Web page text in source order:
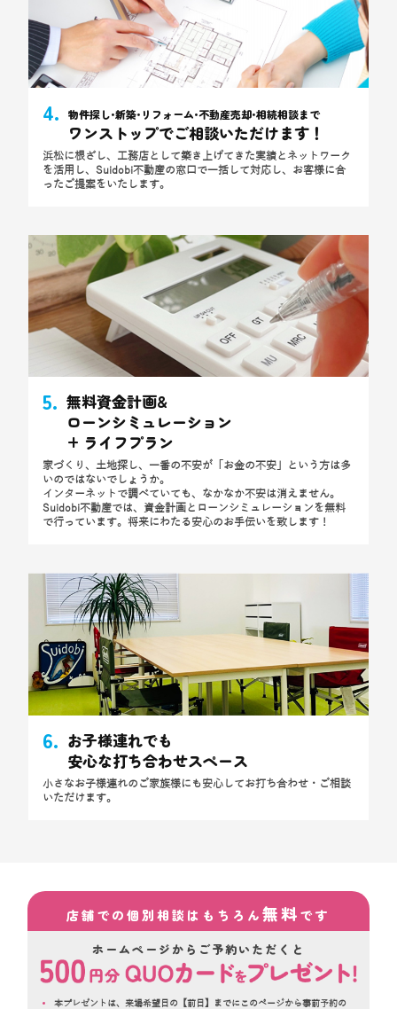
4. 物件探し•新築•リフォーム•不動産売却•相続相談まで
ワンストップでご相談いただけます！
浜松に根ざし、工務店として築き上げてきた実績とネットワーク
を活用し、Suidobi不動産の窓口で一括して対応し、お客様に合
ったご提案をいたします。
5. 無料資金計画&
ローンシミュレーション
+ ライフプラン
家づくり、土地探し、一番の不安が「お金の不安」という方は多
いのではないでしょうか。
インターネットで調べていても、なかなか不安は消えません。
Suidobi不動産では、資金計画とローンシミュレーションを無料
で行っています。将来にわたる安心のお手伝いを致します！
6. お子様連れでも
安心な打ち合わせスペース
小さなお子様連れのご家族様にも安心してお打ち合わせ・ご相談
いただけます。
店舗での個別相談はもちろん無料 です
ホームページからご予約いただくと
本プレゼントは、来場希望日の【前日】までにこのページから事前予約の